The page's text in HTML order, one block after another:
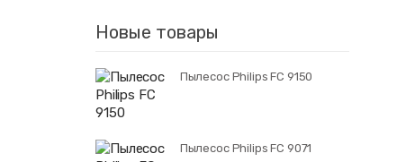
Новые товары
Пылесос Philips FC 9150
Пылесос Philips FC 9071